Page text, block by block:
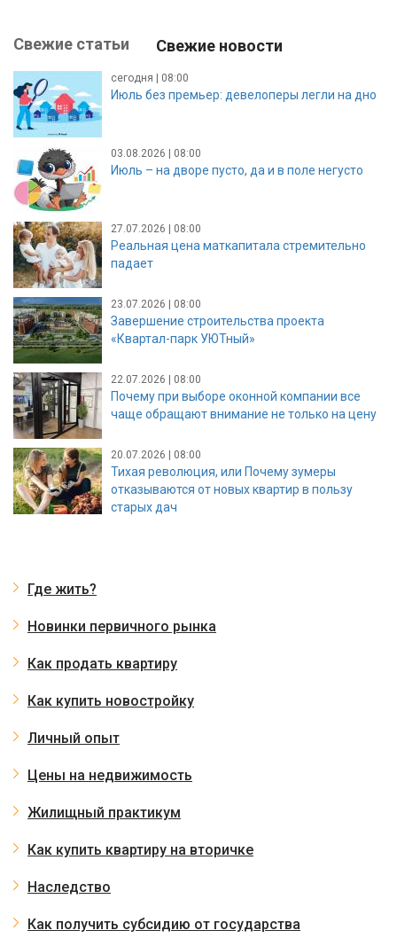
Свежие статьи Свежие новости
сегодня | 08:00
Июль без премьер: девелоперы легли на дно
03.08.2026 | 08:00
Июль – на дворе пусто, да и в поле негусто
27.07.2026 | 08:00
Реальная цена маткапитала стремительно
падает
23.07.2026 | 08:00
Завершение строительства проекта
«Квартал-парк УЮТный»
22.07.2026 | 08:00
Почему при выборе оконной компании все
чаще обращают внимание не только на цену
20.07.2026 | 08:00
Тихая революция, или Почему зумеры
отказываются от новых квартир в пользу
старых дач
Где жить?
Новинки первичного рынка
Как продать квартиру
Как купить новостройку
Личный опыт
Цены на недвижимость
Жилищный практикум
Как купить квартиру на вторичке
Наследство
Как получить субсидию от государства